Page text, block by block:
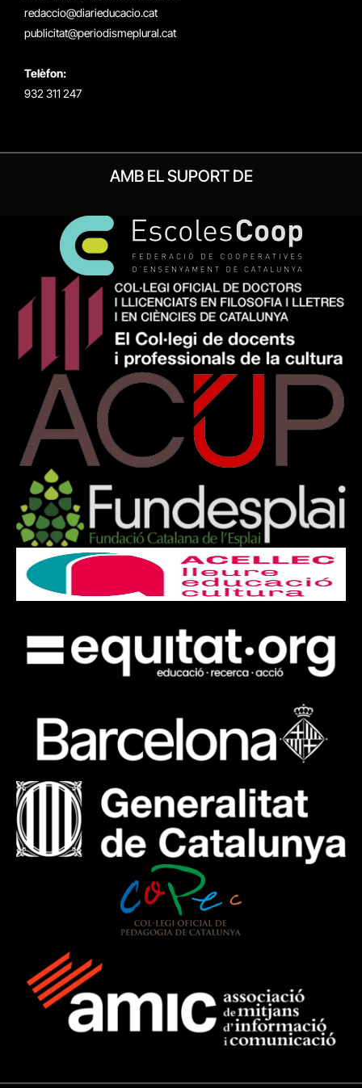
redaccio@diarieducacio.cat
publicitat@periodismeplural.cat
Telèfon:
932 311 247
AMB EL SUPORT DE